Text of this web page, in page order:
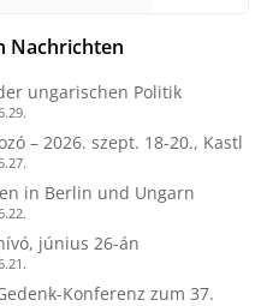
Nachrichten
ungarischen Politik
– 2026. szept. 18-20., Kastl
in Berlin und Ungarn
június 26-án
Konferenz zum 37.